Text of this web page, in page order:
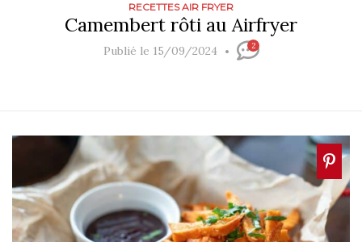
RECETTES AIR FRYER
Camembert rôti au Airfryer
Publié le 15/09/2024 2